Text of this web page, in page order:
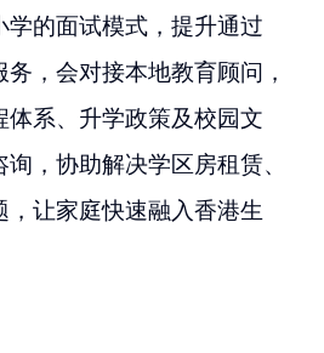
学的面试模式，提升通过
，会对接本地教育顾问，
体系、升学政策及校园文
，协助解决学区房租赁、
让家庭快速融入香港生